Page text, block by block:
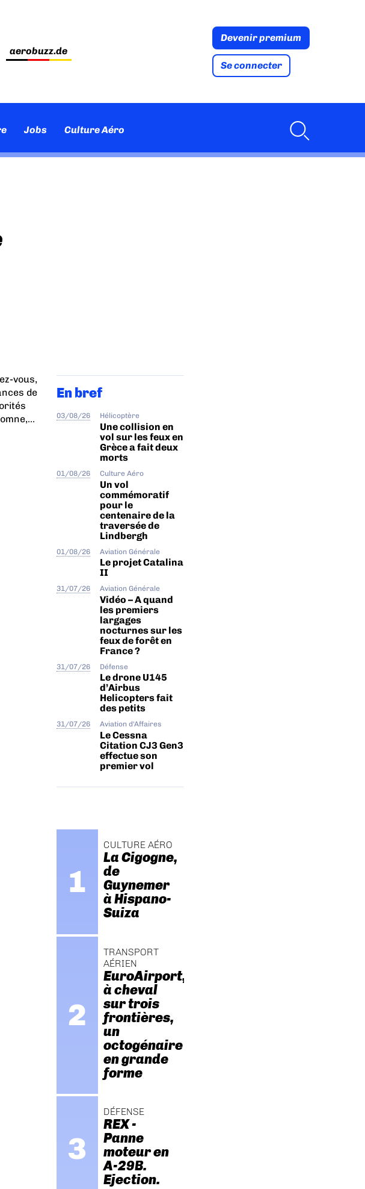
aerobuzz.de
Devenir premium
Se connecter
Jobs Culture Aéro
vous,
de
En bref
03/08/26 Hélicoptère
Une collision en
vol sur les feux en
Grèce a fait deux
morts
01/08/26 Culture Aéro
Un vol
commémoratif
pour le
centenaire de la
traversée de
Lindbergh
01/08/26 Aviation Générale
Le projet Catalina
II
31/07/26 Aviation Générale
Vidéo – A quand
les premiers
largages
nocturnes sur les
feux de forêt en
France ?
31/07/26 Défense
Le drone U145
d’Airbus
Helicopters fait
des petits
31/07/26 Aviation d'Affaires
Le Cessna
Citation CJ3 Gen3
effectue son
premier vol
CULTURE AÉRO
La Cigogne,
de
Guynemer
à Hispano-
Suiza
TRANSPORT
AÉRIEN
EuroAirport,
à cheval
sur trois
frontières,
un
octogénaire
en grande
forme
DÉFENSE
REX -
Panne
moteur en
A-29B.
Ejection.